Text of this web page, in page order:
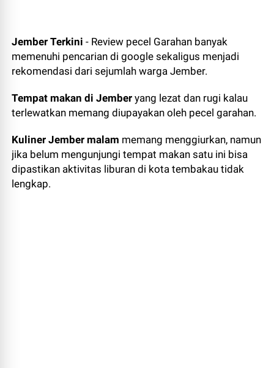
Jember Terkini- Review pecel Garahan banyak
memenuhi pencarian di google sekaligus menjadi
rekomendasi dari sejumlah warga Jember.
Tempat makan di Jember yang lezat dan rugi kalau
terlewatkan memang diupayakan oleh pecel garahan.
Kuliner Jember malam memang menggiurkan, namun
jika belum mengunjungi tempat makan satu ini bisa
dipastikan aktivitas liburan di kota tembakau tidak
lengkap.